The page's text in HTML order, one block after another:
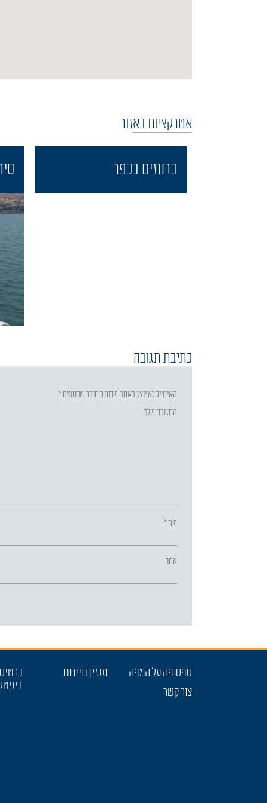
אטרקציות באזור
ברווזים בכפר
כתיבת תגובה
האימייל לא יוצג באתר. שדות החובה מסומנים*
התגובה שלך
שם*
אתר
ספסופה על המפה
צור קשר
מגזין תיירות